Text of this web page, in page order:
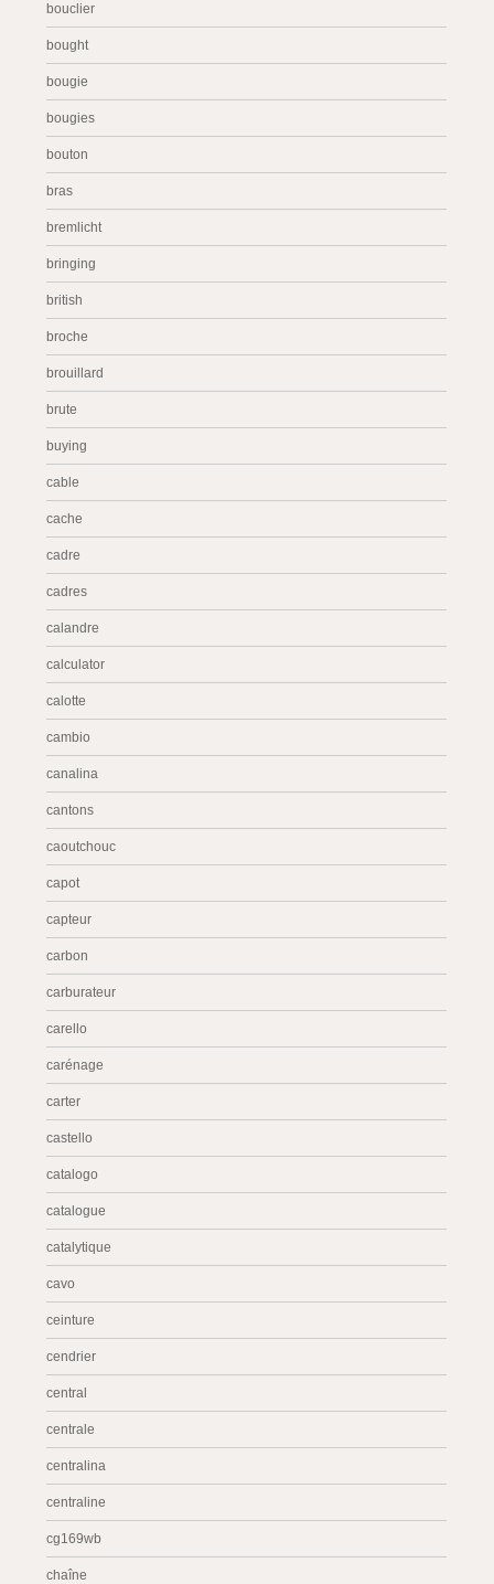
bouclier
bought
bougie
bougies
bouton
bras
bremlicht
bringing
british
broche
brouillard
brute
buying
cable
cache
cadre
cadres
calandre
calculator
calotte
cambio
canalina
cantons
caoutchouc
capot
capteur
carbon
carburateur
carello
carénage
carter
castello
catalogo
catalogue
catalytique
cavo
ceinture
cendrier
central
centrale
centralina
centraline
cg169wb
chaîne